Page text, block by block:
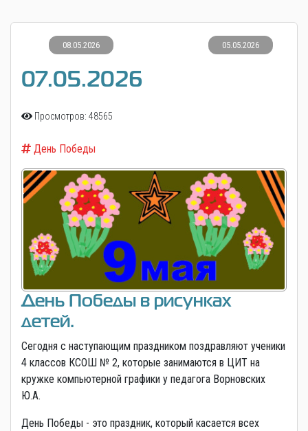
08.05.2026 05.05.2026
07.05.2026
Просмотров: 48565
День Победы
День Победы в рисунках
детей.
Сегодня с наступающим праздником поздравляют ученики
4 классов КСОШ № 2, которые занимаются в ЦИТ на
кружке компьютерной графики у педагога Ворновских
Ю.А.
День Победы - это праздник, который касается всех